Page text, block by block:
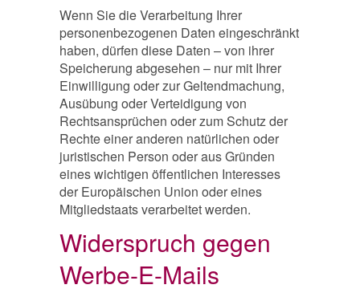
Wenn Sie die Verarbeitung Ihrer
personenbezogenen Daten eingeschränkt
haben, dürfen diese Daten – von ihrer
Speicherung abgesehen – nur mit Ihrer
Einwilligung oder zur Geltendmachung,
Ausübung oder Verteidigung von
Rechtsansprüchen oder zum Schutz der
Rechte einer anderen natürlichen oder
juristischen Person oder aus Gründen
eines wichtigen öffentlichen Interesses
der Europäischen Union oder eines
Mitgliedstaats verarbeitet werden.
Widerspruch gegen
Werbe-E-Mails